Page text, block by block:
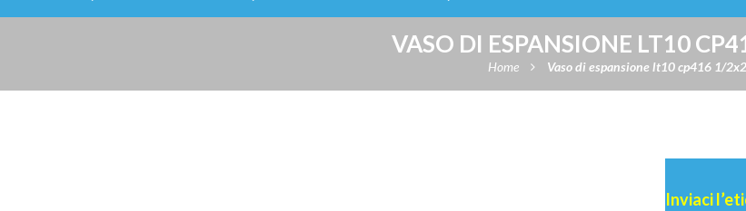
VASO DI ESPANSIONE LT10
Home Vaso di espansione lt10 cp416 1/
Inviaci